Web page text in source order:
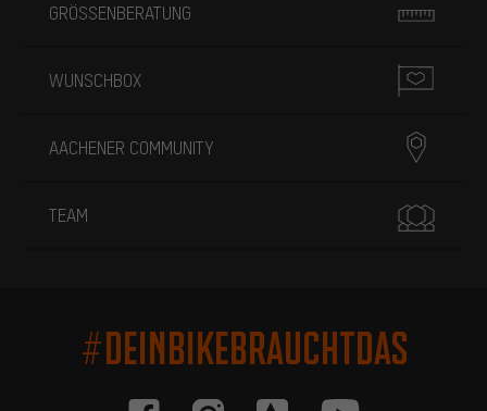
GRÖSSENBERATUNG
WUNSCHBOX
AACHENER COMMUNITY
TEAM
#DEINBIKEBRAUCHTDAS